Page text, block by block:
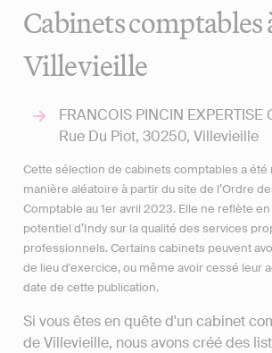
Cabinets comptables
Villevieille
FRANCOIS PINCIN EXPERTISE
Rue Du Piot, 30250, Villevieille
Cette sélection de cabinets comptables a été
manière aléatoire à partir du site de l’Ordre
Comptable au 1er avril 2023. Elle ne reflète
potentiel d’Indy sur la qualité des services
professionnels. Certains cabinets peuvent
de lieu d'exercice, ou même avoir cessé leur
date de cette publication.
Si vous êtes en quête d'un cabinet
de Villevieille, nous avons créé des